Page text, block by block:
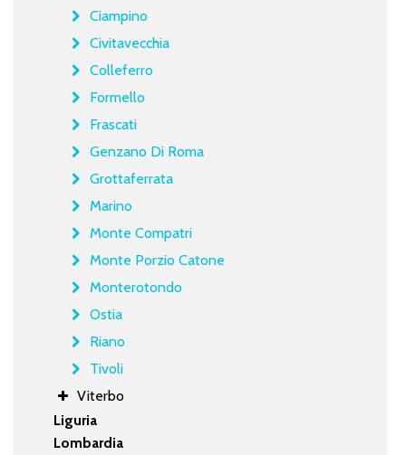
Ciampino
Civitavecchia
Colleferro
Formello
Frascati
Genzano Di Roma
Grottaferrata
Marino
Monte Compatri
Monte Porzio Catone
Monterotondo
Ostia
Riano
Tivoli
Viterbo
Liguria
Lombardia